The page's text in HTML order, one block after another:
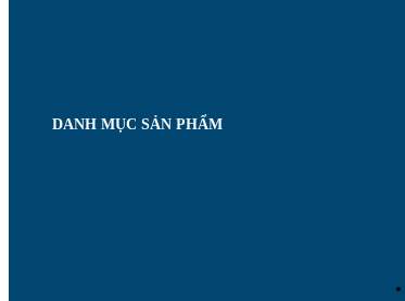
DANH MỤC SẢN PHẨM